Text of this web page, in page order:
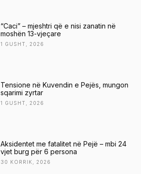
“Caci” – mjeshtri që e nisi zanatin në
moshën 13-vjeçare
1 GUSHT, 2026
Tensione në Kuvendin e Pejës, mungon
sqarimi zyrtar
1 GUSHT, 2026
Aksidentet me fatalitet në Pejë – mbi 24
vjet burg për 6 persona
30 KORRIK, 2026